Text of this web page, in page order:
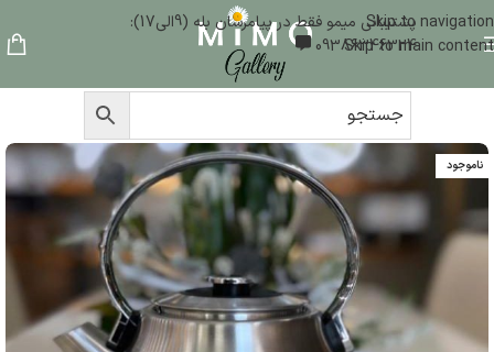
Skip to navigation
Skip to main content
پشتیبانی میمو فقط در پیامرسان بله (9الی17):
09386346324
ناموجود